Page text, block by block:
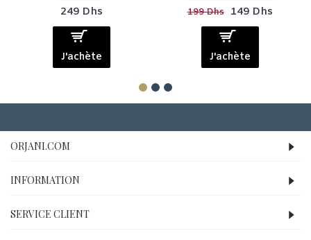
249 Dhs
J'achète
199 Dhs 149 Dhs
J'achète
ORJANI.COM
INFORMATION
SERVICE CLIENT